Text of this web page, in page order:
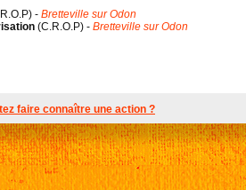
) - Bretteville sur Odon
(C.R.O.P) - Bretteville sur Odon
faire connaître une action ?